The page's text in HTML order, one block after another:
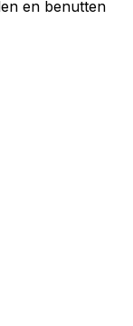
en benutten